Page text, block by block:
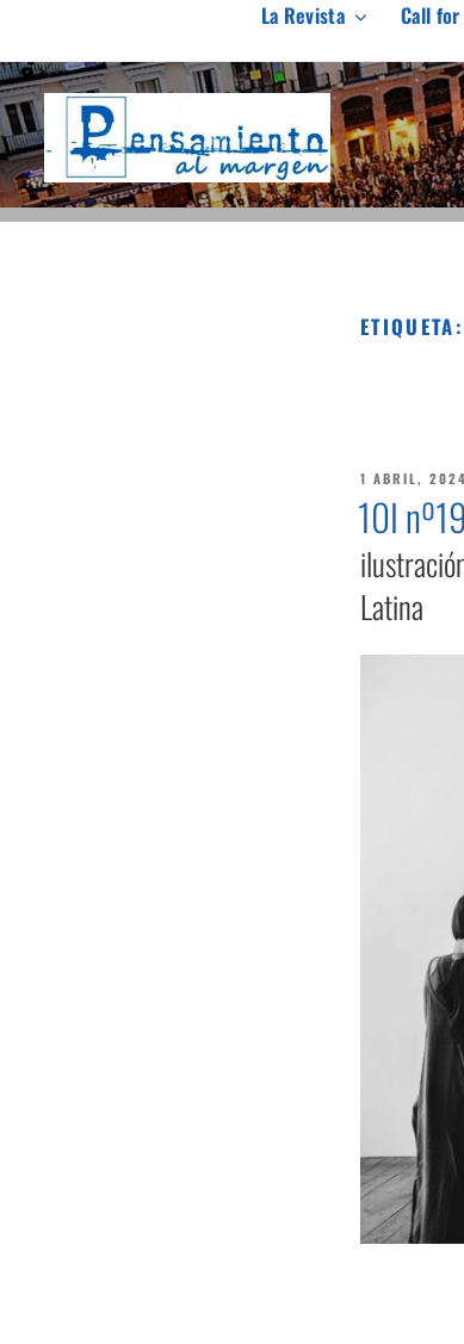
contenido
PENSAMIENTO
Revista de investigación independiente y con
La Revista Call
PUBLICADO
1 ABRIL, 2024
10I nº19
Latina